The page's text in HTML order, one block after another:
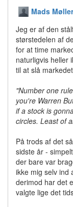
Mads Møller
Jeg er af den
størstedelen af
for at time
naturligvis heller
til at slå
"Number one
you're Warren
if a stock is
circles. Least of
På trods af det
sidste år -
der bare var
ikke mig selv ind
derimod har det
valgte lige det